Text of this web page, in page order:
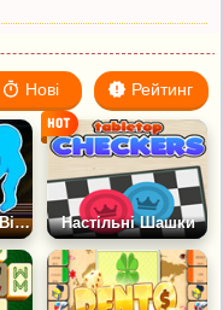
Нові Рейтинг
П'яні Настільні Війни Настільні Шашки